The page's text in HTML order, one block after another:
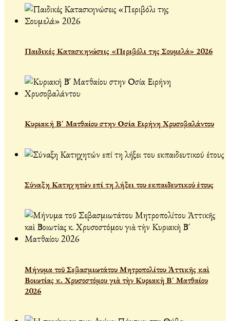
Παιδικές Κατασκηνώσεις «Περιβόλι της Σουμελά» 2026
Κυριακή Β' Ματθαίου στην Οσία Ειρήνη Χρυσοβαλάντου
Σύναξη Κατηχητών επί τη λήξει του εκπαιδευτικού έτους
Μήνυμα τοῦ Σεβασμιωτάτου Μητροπολίτου Ἀττικῆς καὶ
Βοιωτίας κ. Χρυσοστόμου γιὰ τὴν Κυριακὴ Β´ Ματθαίου
2026